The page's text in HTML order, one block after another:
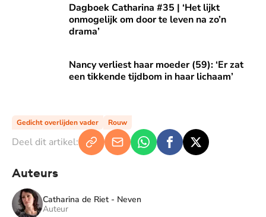
Dagboek Catharina #35 | ‘Het lijkt
onmogelijk om door te leven na zo’n
drama’
Dagboek Catharina #35 | ‘Het lijkt onmogelijk om door te
Nancy verliest haar moeder (59): ‘Er zat
een tikkende tijdbom in haar lichaam’
Nancy verliest haar moeder (59): ‘Er zat een tikkende
Gedicht overlijden vader Rouw
Deel dit artikel:
Auteurs
Catharina de Riet - Neven
Auteur